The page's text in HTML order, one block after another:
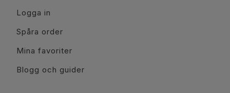
Logga in
Spåra order
Mina favoriter
Blogg och guider